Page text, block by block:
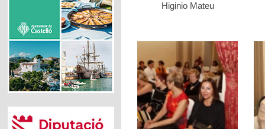
Higinio Mateu